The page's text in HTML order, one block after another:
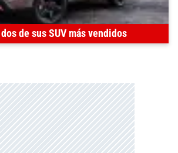
de sus SUV más vendidos